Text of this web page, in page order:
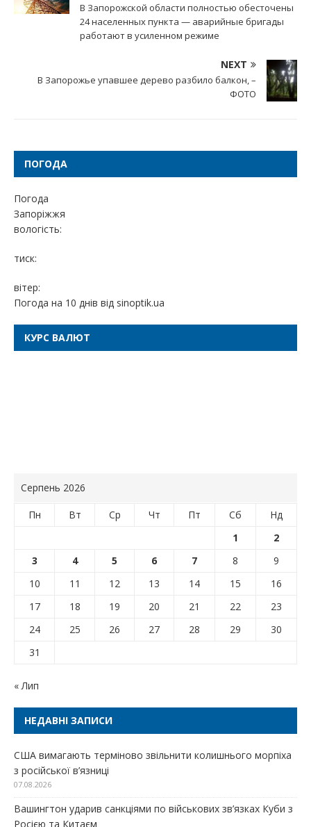
В Запорожской области полностью обесточены
24 населенных пункта — аварийные бригады
работают в усиленном режиме
NEXT
В Запорожье упавшее дерево разбило балкон, –
ФОТО
ПОГОДА
Погода
Запоріжжя
вологість:
тиск:
вітер:
Погода на 10 днів від sinoptik.ua
КУРС ВАЛЮТ
Серпень 2026
Пн Вт Ср Чт Пт Сб
Нд
1
2
3
4 5 6 7 8
9
10
11 12 13 14 15
16
17
18 19 20 21 22
23
24
25 26 27 28 29
30
31
« Лип
НЕДАВНІ ЗАПИСИ
США вимагають терміново звільнити колишнього морпіха
з російської в’язниці
07.08.2026
Вашингтон ударив санкціями по військових зв’язках Куби з
Росією та Китаєм